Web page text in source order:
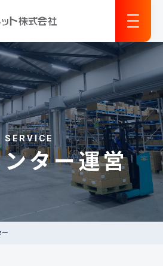
サン インテルネット
SERVICE
ター運営